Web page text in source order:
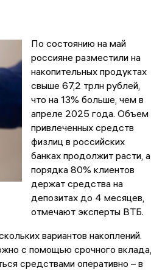
По состоянию на май
россияне разместили на
накопительных продуктах
свыше 67,2 трлн рублей,
что на 13% больше, чем в
апреле 2025 года. Объем
привлеченных средств
физлиц в российских
банках продолжит расти, а
порядка 80% клиентов
держат средства на
депозитах до 4 месяцев,
отмечают эксперты ВТБ.
вариантов накоплений.
с помощью срочного вклада,
средствами оперативно – в